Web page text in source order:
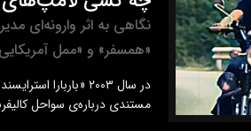
نگاهی به اثر وارونه‌ای
«همسفر» و «ممل
در سال ۲۰۰۳
مستندی درباره‌ی سواحل